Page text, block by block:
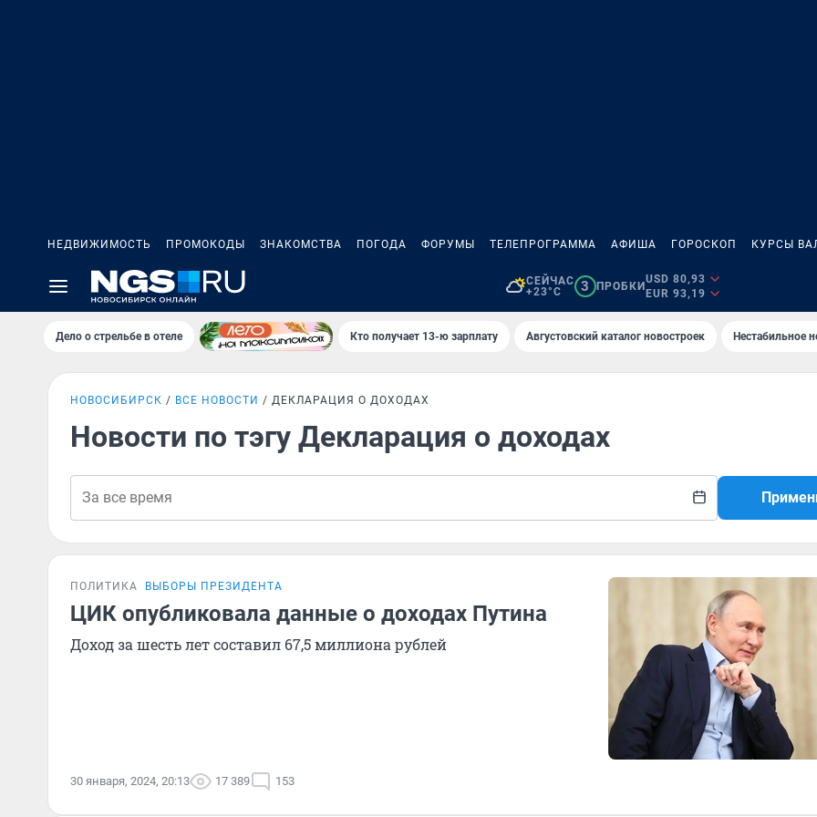
НЕДВИЖИМОСТЬ ПРОМОКОДЫ ЗНАКОМСТВА ПОГОДА ФОРУМЫ ТЕЛЕПРОГРАММА АФИША ГОРОСКОП КУРСЫ
СЕЙЧАС
+23°C
3 ПРОБКИ
USD 80,93
EUR 93,19
Дело о стрельбе в отеле Кто получает 13-ю зарплату Августовский каталог новостроек Нестабильное
НОВОСИБИРСК ВСЕ НОВОСТИ ДЕКЛАРАЦИЯ О ДОХОДАХ
Новости по тэгу Декларация о доходах
ПОЛИТИКА ВЫБОРЫ ПРЕЗИДЕНТА
ЦИК опубликовала данные о доходах Путина
Доход за шесть лет составил 67,5 миллиона рублей
30 января, 2024, 20:13 17 389 153